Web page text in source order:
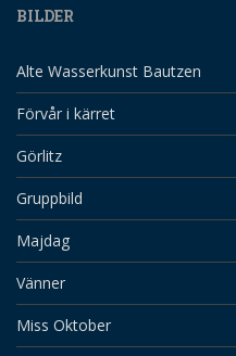
BILDER
Alte Wasserkunst Bautzen
Förvår i kärret
Görlitz
Gruppbild
Majdag
Vänner
Miss Oktober